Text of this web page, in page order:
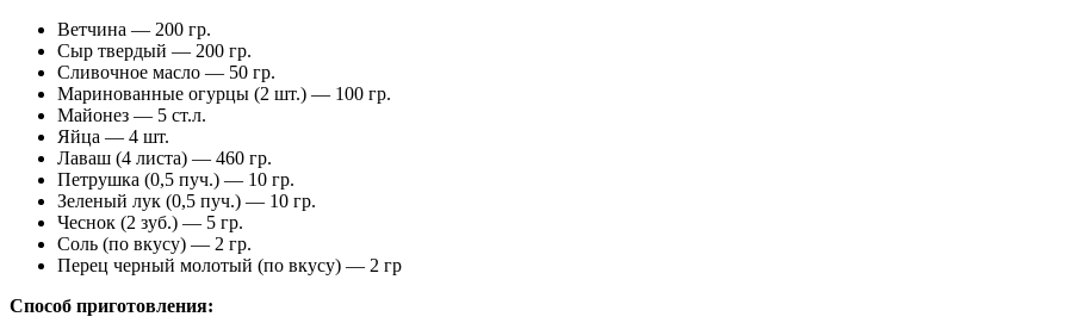
Ветчина — 200 гр.
Сыр твердый — 200 гр.
Сливочное масло — 50 гр.
Маринованные огурцы (2 шт.) — 100 гр.
Майонез — 5 ст.л.
Яйца — 4 шт.
Лаваш (4 листа) — 460 гр.
Петрушка (0,5 пуч.) — 10 гр.
Зеленый лук (0,5 пуч.) — 10 гр.
Чеснок (2 зуб.) — 5 гр.
Соль (по вкусу) — 2 гр.
Перец черный молотый (по вкусу) — 2 гр
Способ приготовления: